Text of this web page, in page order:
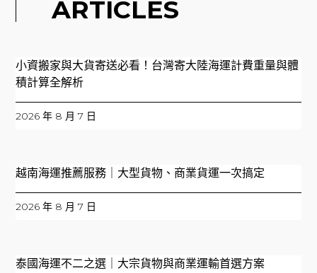
ARTICLES
小資搬家與大貨寄送必看！台灣寄大陸海運計費重量與體
積計算全解析
2026 年 8 月 7 日
越南海運推薦服務｜大型貨物、商業貨運一次搞定
2026 年 8 月 7 日
泰國海運不二之選｜大宗貨物與商業運輸首選方案